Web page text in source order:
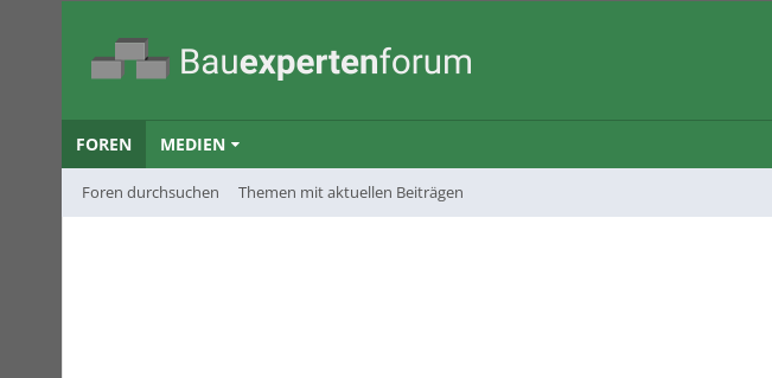
FOREN
Foren durchsuchen Themen mit aktuellen Beiträgen
MEDIEN